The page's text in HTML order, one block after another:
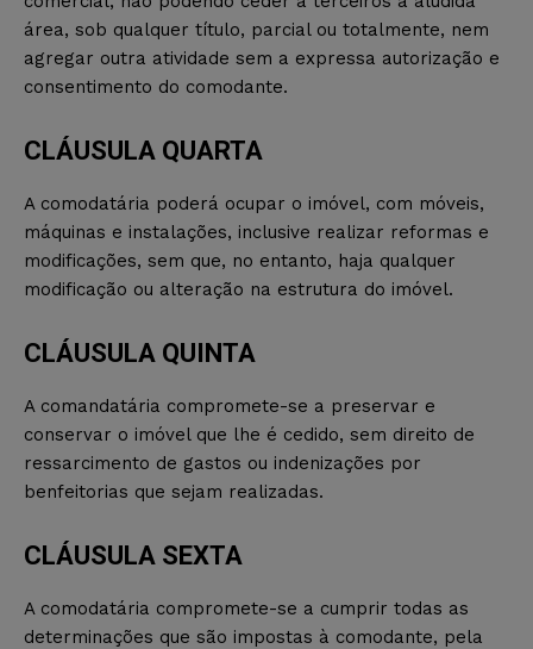
área, sob qualquer título, parcial ou totalmente, nem
agregar outra atividade sem a expressa autorização e
consentimento do comodante.
CLÁUSULA QUARTA
A comodatária poderá ocupar o imóvel, com móveis,
máquinas e instalações, inclusive realizar reformas e
modificações, sem que, no entanto, haja qualquer
modificação ou alteração na estrutura do imóvel.
CLÁUSULA QUINTA
A comandatária compromete-se a preservar e
conservar o imóvel que lhe é cedido, sem direito de
ressarcimento de gastos ou indenizações por
benfeitorias que sejam realizadas.
CLÁUSULA SEXTA
A comodatária compromete-se a cumprir todas as
determinações que são impostas à comodante, pela